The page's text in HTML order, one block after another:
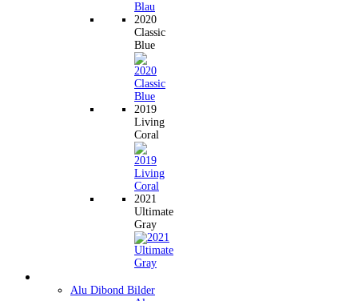
2020
Classic
Blue
2019
Living
Coral
2021
Ultimate
Gray
Alu Dibond Bilder